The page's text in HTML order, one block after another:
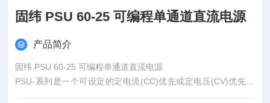
固纬 PSU 60-25 可编程单通道直流电源
产品简介
固纬 PSU 60-25 可编程单通道直流电源
PSU-系列是一个可设定的定电流(CC)优先或定电压(CV)优先的
电源供应器。PSU-系列电源供应器，在定电压或定电流的模式